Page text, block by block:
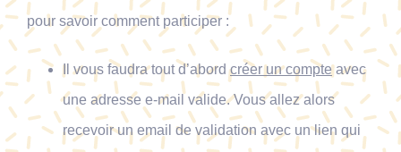
pour savoir comment participer :
Il vous faudra tout d’abordcréer un compteavec
une adresse e-mail valide. Vous allez alors
recevoir un email de validation avec un lien qui